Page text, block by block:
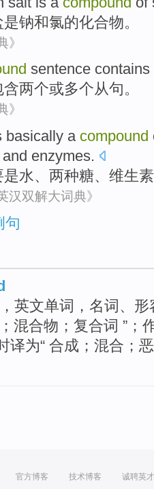
是钠和氯的化合物。
》
sentence contains
含两个或多个从句。
》
basically a compound
and enzymes.
是水、 两种糖、 维生素
汉双解大词典》
句
英文单词，名词、
混合物；复合词 ”；
译为“ 合成；混合；
官方博客 技术博客 诚聘英才